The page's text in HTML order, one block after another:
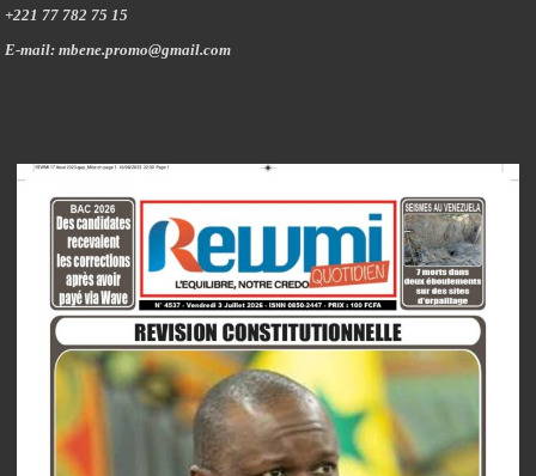
+221 77 782 75 15
E-mail: mbene.promo@gmail.com